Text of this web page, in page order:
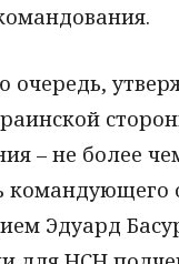
очередь,
– не более
командующего
Эдуард